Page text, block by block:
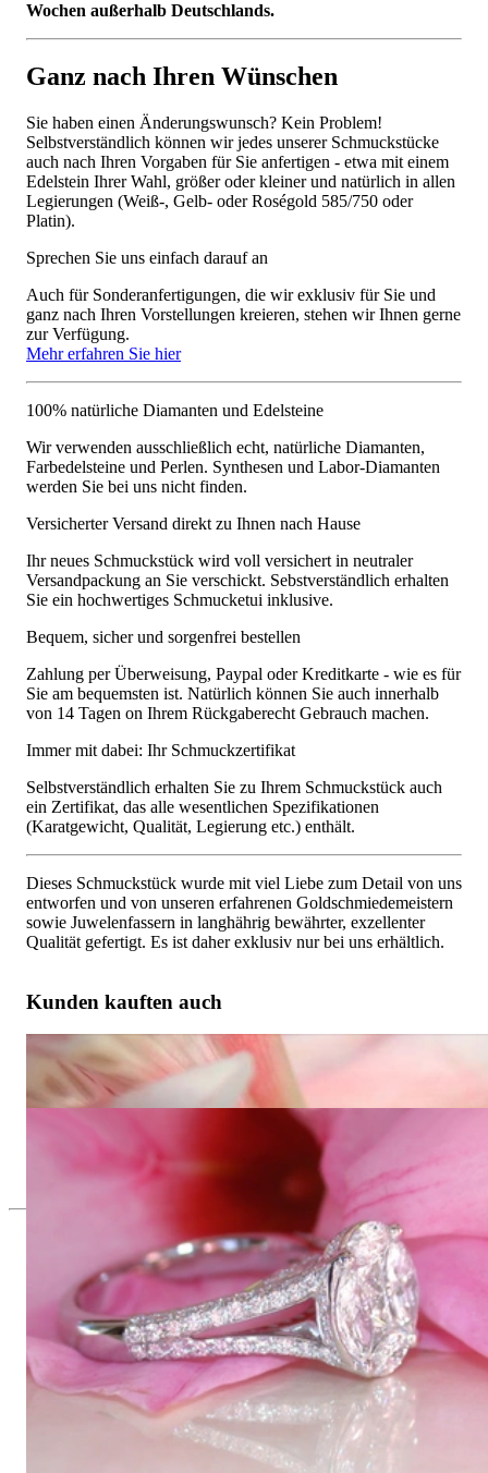
Wochen außerhalb Deutschlands.
Ganz nach Ihren Wünschen
Sie haben einen Änderungswunsch? Kein Problem!
Selbstverständlich können wir jedes unserer Schmuckstücke
auch nach Ihren Vorgaben für Sie anfertigen - etwa mit einem
Edelstein Ihrer Wahl, größer oder kleiner und natürlich in allen
Legierungen (Weiß-, Gelb- oder Roségold 585/750 oder
Platin).
Sprechen Sie uns einfach darauf an
Auch für Sonderanfertigungen, die wir exklusiv für Sie und
ganz nach Ihren Vorstellungen kreieren, stehen wir Ihnen gerne
zur Verfügung.
Mehr erfahren Sie hier
100% natürliche Diamanten und Edelsteine
Wir verwenden ausschließlich echt, natürliche Diamanten,
Farbedelsteine und Perlen. Synthesen und Labor-Diamanten
werden Sie bei uns nicht finden.
Versicherter Versand direkt zu Ihnen nach Hause
Ihr neues Schmuckstück wird voll versichert in neutraler
Versandpackung an Sie verschickt. Sebstverständlich erhalten
Sie ein hochwertiges Schmucketui inklusive.
Bequem, sicher und sorgenfrei bestellen
Zahlung per Überweisung, Paypal oder Kreditkarte - wie es für
Sie am bequemsten ist. Natürlich können Sie auch innerhalb
von 14 Tagen on Ihrem Rückgaberecht Gebrauch machen.
Immer mit dabei: Ihr Schmuckzertifikat
Selbstverständlich erhalten Sie zu Ihrem Schmuckstück auch
ein Zertifikat, das alle wesentlichen Spezifikationen
(Karatgewicht, Qualität, Legierung etc.) enthält.
Dieses Schmuckstück wurde mit viel Liebe zum Detail von uns
entworfen und von unseren erfahrenen Goldschmiedemeistern
sowie Juwelenfassern in langhährig bewährter, exzellenter
Qualität gefertigt. Es ist daher exklusiv nur bei uns erhältlich.
Kunden kauften auch
Exquisiter Diamanten Ring im Illusion Design
16.970,00 €
Erstklassiger Diamanten Ring im Illusion Design
13.200,00 €
Exklusiver Schmuck, Leidenschaft für
das Außergewöhnliche
Hochwertiger Schmuck ist vor allem eine Frage des
Vertrauens. Zugleich sollte er so einzigartig sein wie die Frau,
die ihn trägt. Schmuck „von der Stange“ werden Sie daher bei
uns ebenso wenig finden wie Hotlines mit langen